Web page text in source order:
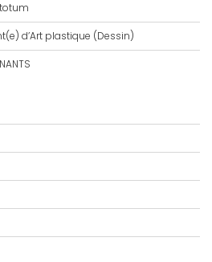
d’Art plastique (Dessin)